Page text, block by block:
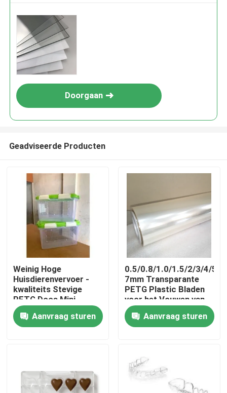
Huis
Ongeveer ons
Doorgaan
Geadviseerde Producten
Weinig Hoge
Huisdierenvervoer -
kwaliteits Stevige
PETG Doos Mini
Portable Takeout
Hamster Cage
Aanvraag sturen
0.5/0.8/1.0/1.5/2/3/4/5/
7mm Transparante
PETG Plastic Bladen
voor het Vouwen van
Vakje
Aanvraag sturen